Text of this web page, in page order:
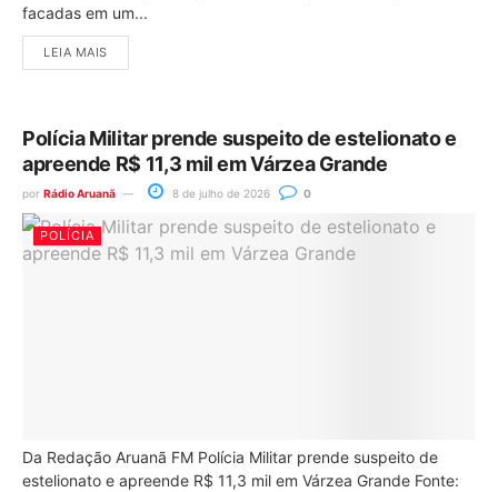
facadas em um...
LEIA MAIS
Polícia Militar prende suspeito de estelionato e
apreende R$ 11,3 mil em Várzea Grande
por Rádio Aruanã 8 de julho de 2026 0
POLÍCIA
Da Redação Aruanã FM Polícia Militar prende suspeito de
estelionato e apreende R$ 11,3 mil em Várzea Grande Fonte: